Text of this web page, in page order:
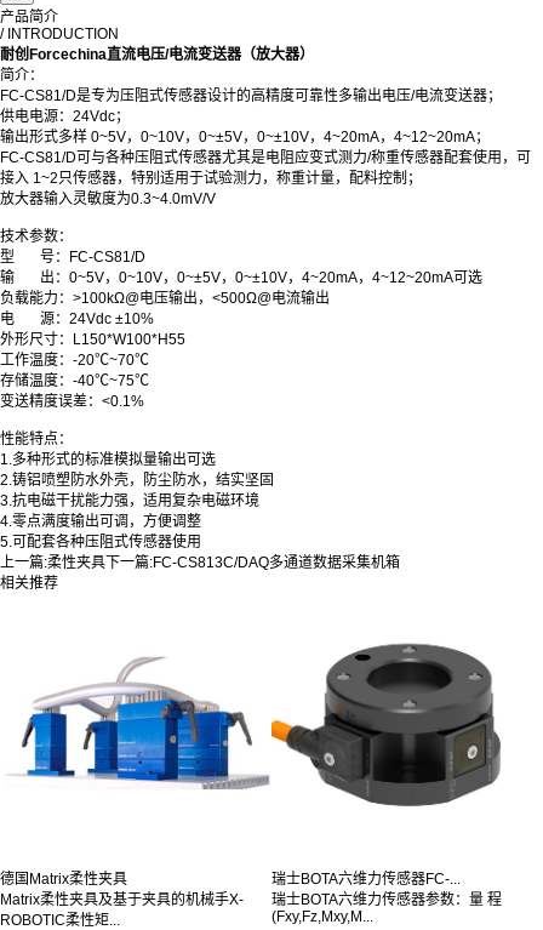
产品简介
/ INTRODUCTION
耐创Forcechina直流电压/电流变送器（放大器）
简介：
FC-CS81/D是专为压阻式传感器设计的高精度可靠性多输出电压/电流变送器；
供电电源：24Vdc；
输出形式多样 0~5V，0~10V，0~±5V，0~±10V，4~20mA，4~12~20mA；
FC-CS81/D可与各种压阻式传感器尤其是电阻应变式测力/称重传感器配套使用，可
接入 1~2只传感器，特别适用于试验测力，称重计量，配料控制；
放大器输入灵敏度为0.3~4.0mV/V
技术参数：
型 号：FC-CS81/D
输 出：0~5V，0~10V，0~±5V，0~±10V，4~20mA，4~12~20mA可选
负载能力：>100kΩ@电压输出，<500Ω@电流输出
电
源：24Vdc ±10%
外形尺寸：L150*W100*H55
工作温度：-20℃~70℃
存储温度：-40℃~75℃
变送精度误差：<0.1%
性能特点：
1.多种形式的标准模拟量输出可选
2.铸铝喷塑防水外壳，防尘防水，结实坚固
3.抗电磁干扰能力强，适用复杂电磁环境
4.零点满度输出可调，方便调整
5.可配套各种压阻式传感器使用
上一篇:柔性夹具 下一篇:FC-CS813C/DAQ多通道数据采集机箱
相关推荐
德国Matrix柔性夹具
Matrix柔性夹具及基于夹具的机械手X-
ROBOTIC柔性矩...
瑞士BOTA六维力传感器FC-...
瑞士BOTA六维力传感器参数：量 程
(Fxy,Fz,Mxy,M...